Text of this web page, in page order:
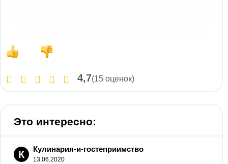
4,7(15 оценок)
Это интересно:
К Кулинария-и-гостеприимство
13.06.2020